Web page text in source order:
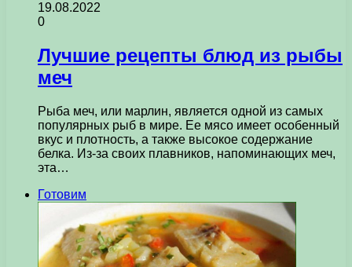
19.08.2022
0
Лучшие рецепты блюд из рыбы
меч
Рыба меч, или марлин, является одной из самых
популярных рыб в мире. Ее мясо имеет особенный
вкус и плотность, а также высокое содержание
белка. Из-за своих плавников, напоминающих меч,
эта…
Готовим